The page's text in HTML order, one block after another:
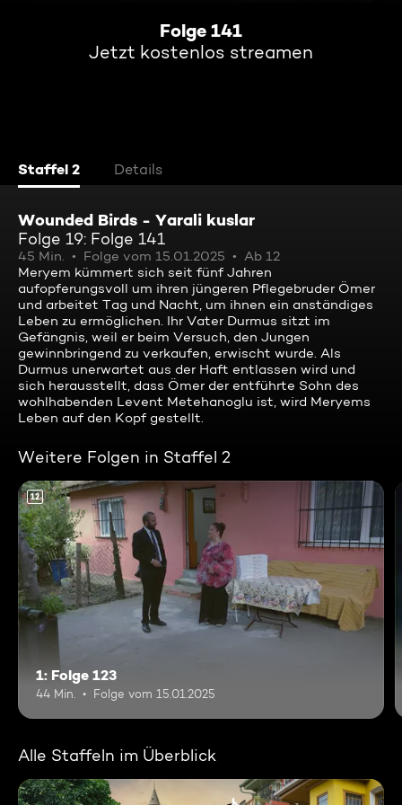
Folge 141
Jetzt kostenlos streamen
Staffel 2 Details
Wounded Birds - Yarali kuslar
Folge 19: Folge 141
45 Min. Folge vom 15.01.2025
Ab 12
Meryem kümmert sich seit fünf Jahren
aufopferungsvoll um ihren jüngeren Pflegebruder Ömer
und arbeitet Tag und Nacht, um ihnen ein anständiges
Leben zu ermöglichen. Ihr Vater Durmus sitzt im
Gefängnis, weil er beim Versuch, den Jungen
gewinnbringend zu verkaufen, erwischt wurde. Als
Durmus unerwartet aus der Haft entlassen wird und
sich herausstellt, dass Ömer der entführte Sohn des
wohlhabenden Levent Metehanoglu ist, wird Meryems
Leben auf den Kopf gestellt.
Weitere Folgen in Staffel 2
12
1: Folge 123
44 Min. Folge vom 15.01.2025
Alle Staffeln im Überblick